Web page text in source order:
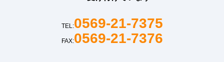
TEL:0569-21-7375
FAX:0569-21-7376